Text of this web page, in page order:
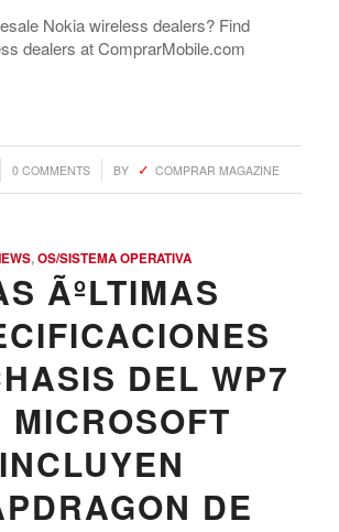
Nokia wireless dealers? Find
dealers at ComprarMobile.com
0 COMMENTS
/ BY COMPRAR MAGAZINE
,OS/SISTEMA OPERATIVA
ÃºLTIMAS
DEL WP7
MICROSOFT
INCLUYEN
DE